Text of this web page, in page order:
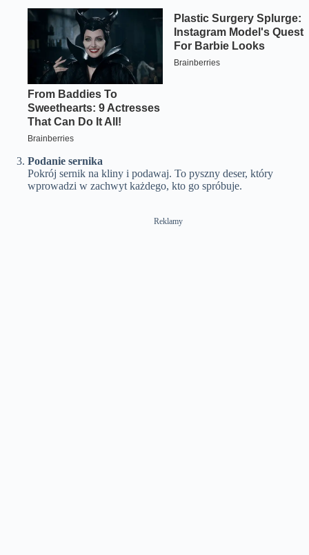
Podanie sernika
Pokrój sernik na kliny i podawaj. To pyszny deser, który
wprowadzi w zachwyt każdego, kto go spróbuje.
Reklamy